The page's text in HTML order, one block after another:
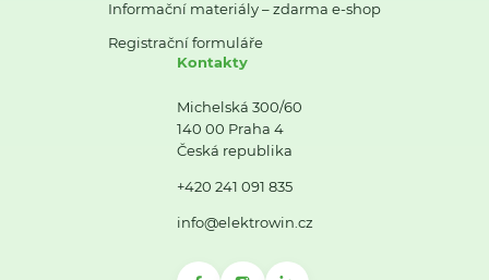
Informační materiály – zdarma e-shop
Registrační formuláře
Kontakty
Michelská 300/60
140 00 Praha 4
Česká republika
+420 241 091 835
info@elektrowin.cz